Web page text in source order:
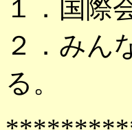
１．国際
２．みん
る